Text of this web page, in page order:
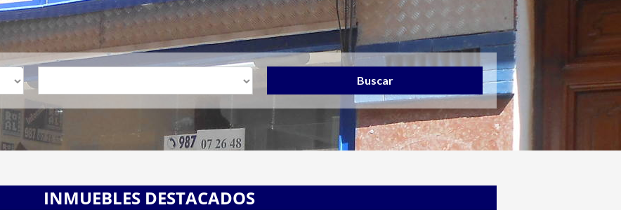
Buscar
INMUEBLES DESTACADOS